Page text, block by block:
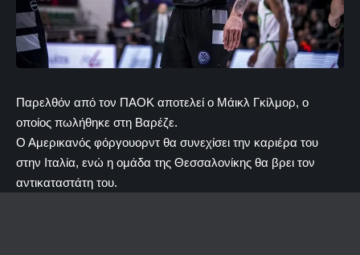
Παρελθόν από τον ΠΑΟΚ αποτελεί ο Μάικλ Γκίλμορ, ο
οποίος πωλήθηκε στη Βαρέζε.
Ο Αμερικανός φόργουορντ θα συνεχίσει την καριέρα του
στην Ιταλία, ενώ η ομάδα της Θεσσαλονίκης θα βρει τον
αντικαταστάτη του.